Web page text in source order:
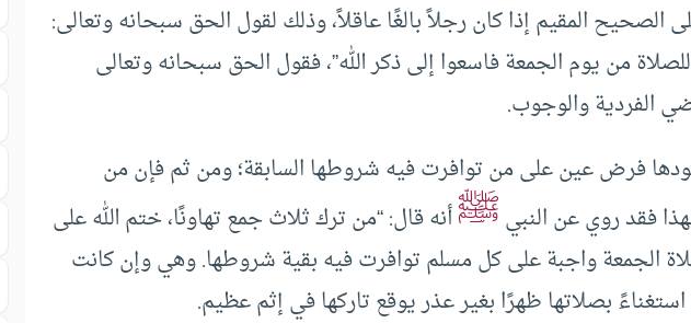
المقيم إذا كان رجلاً بالغًا عاقلاً، وذلك لقول الحق سبحانه وتعالى:
للصلاة من يوم الجمعة فاسعوا إلى ذكر الله”، فقول الحق سبحانه وتعالى
الفردية والوجوب.
فرض عين على من توافرت فيه شروطها السابقة؛ ومن ثم فإن من
فقد روي عن النبيﷺأنه قال: “من ترك ثلاث جمع تهاونًا، ختم الله على
الجمعة واجبة على كل مسلم توافرت فيه بقية شروطها. وهي وإن كانت
استغناءً بصلاتها ظهرًا بغير عذر يوقع تاركها في إثم عظيم.